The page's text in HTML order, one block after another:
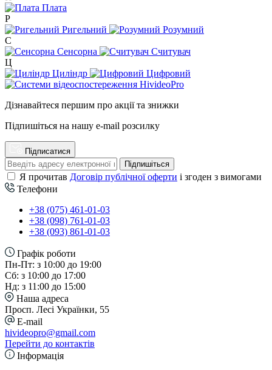
Плата
Р
Ригельний
Розумний
С
Сенсорна
Считувач
Ц
Циліндр
Цифровий
Дізнавайтеся першим про акції та знижки
Підпишіться на нашу e-mail розсилку
Підписатися
Підпишіться
Я прочитав Договір публічної оферти і згоден з вимогами
Телефони
+38 (075) 461-01-03
+38 (098) 761-01-03
+38 (093) 861-01-03
Графік роботи
Пн-Пт: з 10:00 до 19:00
Сб: з 10:00 до 17:00
Нд: з 11:00 до 15:00
Наша адреса
Просп. Лесі Українки, 55
E-mail
hivideopro@gmail.com
Перейти до контактів
Інформація